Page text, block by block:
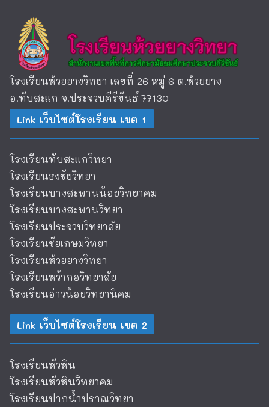
โรงเรียนห้วยยางวิทยา เลขที่ 26 หมู่ 6 ต.ห้วยยาง
อ.ทับสะแก จ.ประจวบคีรีขันธ์ 77130
Link เว็บไซต์โรงเรียน เขต 1
โรงเรียนทับสะแกวิทยา
โรงเรียนธงชัยวิทยา
โรงเรียนบางสะพานน้อยวิทยาคม
โรงเรียนบางสะพานวิทยา
โรงเรียนประจวบวิทยาลัย
โรงเรียนชัยเกษมวิทยา
โรงเรียนห้วยยางวิทยา
โรงเรียนหว้ากอวิทยาลัย
โรงเรียนอ่าวน้อยวิทยานิคม
Link เว็บไซต์โรงเรียน เขต 2
โรงเรียนหัวหิน
โรงเรียนหัวหินวิทยาคม
โรงเรียนปากน้ำปราณวิทยา